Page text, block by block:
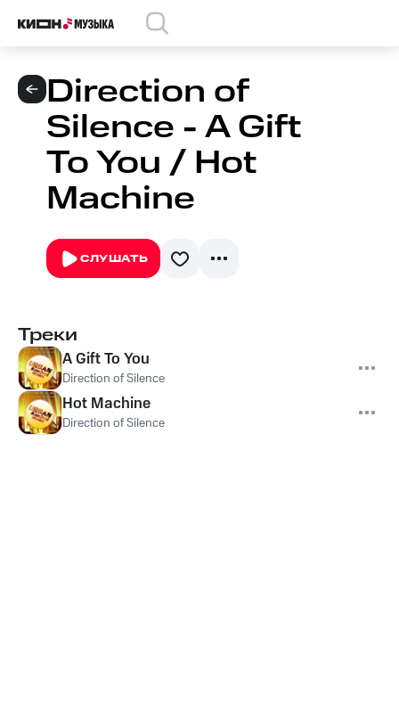
Direction of
Silence - A Gift
To You / Hot
Machine
СЛУШАТЬ
Треки
A Gift To You
Direction of Silence
Hot Machine
Direction of Silence